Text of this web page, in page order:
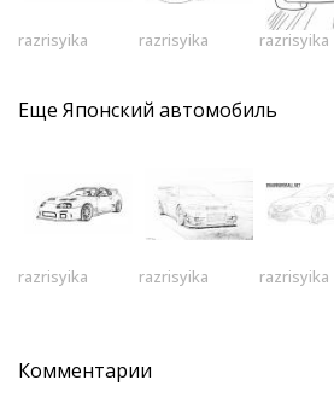
razrisyika razrisyika razrisyika
Еще Японский автомобиль
razrisyika razrisyika razrisyika
Комментарии